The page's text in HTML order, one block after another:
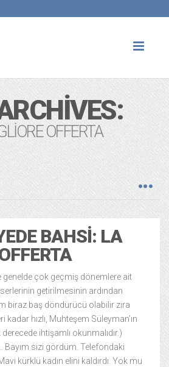
OFFERTA
BAHSI: LA
genelde çok geçmiş dönemlere ait
getirilmesinin ardından
biraz baş döndürücü olabilir zira
kadar hızlı, Muhteşem Süleyman’ın
ihtişamlı okunmalıdır.)
Bayım sizi gördüm. Telefondaki
kürklü kadın elini kaldırdı. Yok mu